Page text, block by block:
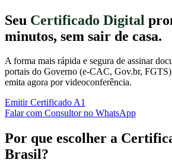
Seu Certificado Digital
minutos, sem sair de casa.
A forma mais rápida e segura de assinar
portais do Governo (e-CAC, Gov.br,
emita agora por videoconferência.
Emitir Certificado A1
Falar com Consultor no WhatsApp
Por que escolher a
Brasil?